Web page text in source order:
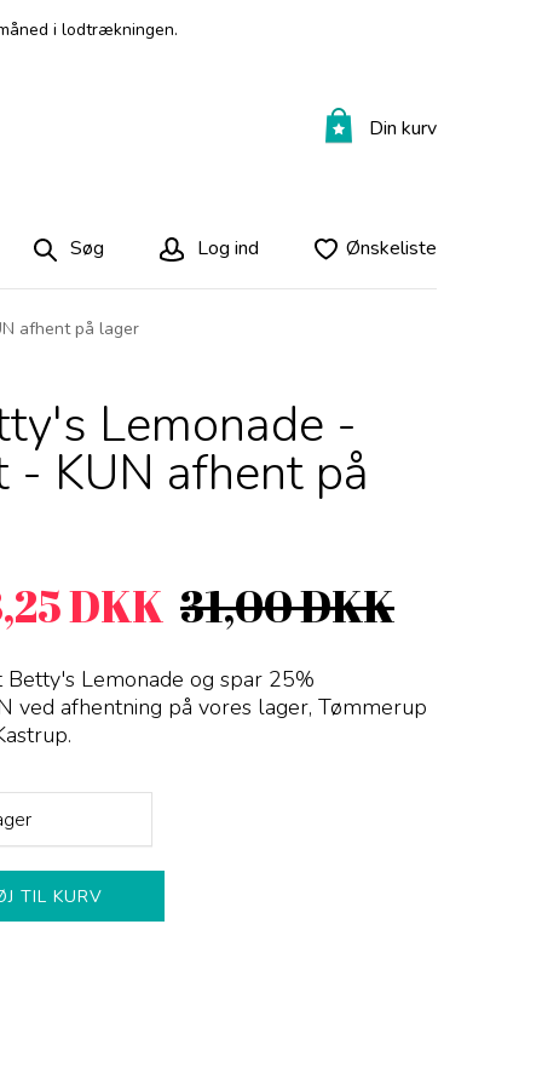
i lodtrækningen.
Din kurv
Søg Log ind Ønskeliste
afhent på lager
Lemonade -
- KUN afhent på
DKK 31,00 DKK
Lemonade og spar 25%
afhentning på vores lager, Tømmerup
.
TIL KURV